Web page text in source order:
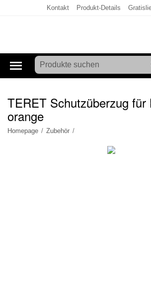
Kontakt Produkt-Details
TERET Schutzüberzug für
orange
Homepage / Zubehör /